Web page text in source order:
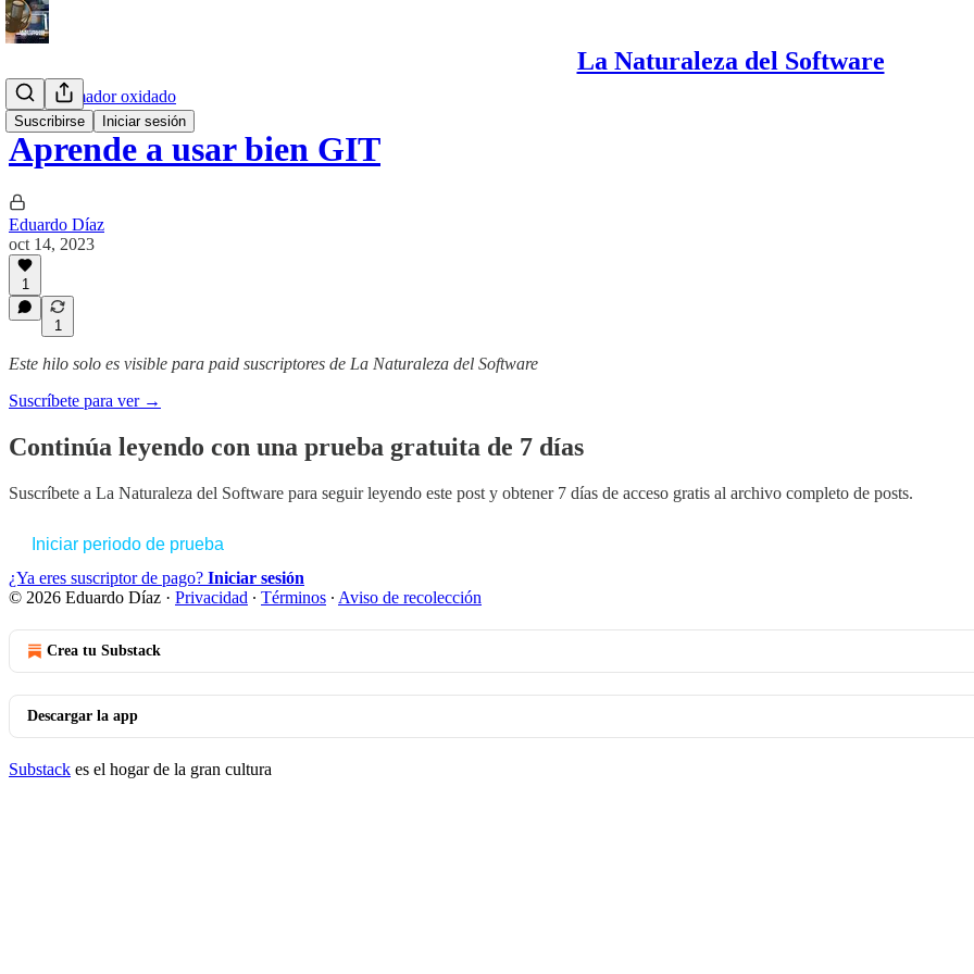
La Naturaleza del Software
Suscribirse Iniciar sesión
El programador oxidado
Aprende a usar bien GIT
Eduardo Díaz
oct 14, 2023
1
1
Este hilo solo es visible para paid suscriptores de La Naturaleza del Software
Suscríbete para ver →
Continúa leyendo con una prueba gratuita de 7 días
Suscríbete a La Naturaleza del Software para seguir leyendo este post y obtener 7 días de acceso gratis al archivo completo de posts.
Iniciar periodo de prueba
¿Ya eres suscriptor de pago? Iniciar sesión
© 2026 Eduardo Díaz · Privacidad ∙ Términos ∙ Aviso de recolección
Crea tu Substack
Descargar la app
Substack es el hogar de la gran cultura